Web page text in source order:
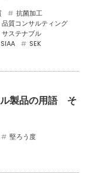
抗菌加工
品質コンサルティング
サステナブル
SIAA
SEK
ル製品の用語 そ
堅ろう度